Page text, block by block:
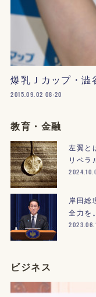
爆乳Ｊカップ・澁
2015.09.02 08:20
教育・金融
左翼と
リベラ
岸田総
全力を
ビジネス